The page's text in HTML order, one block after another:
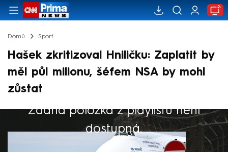
Domů Sport
Hašek zkritizoval Hniličku: Zaplatit by
měl půl milionu, šéfem NSA by mohl
zůstat
Žádná položka z playlistu není
dostupná.
Výběr redakce